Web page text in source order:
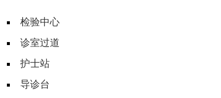
检验中心
诊室过道
护士站
导诊台